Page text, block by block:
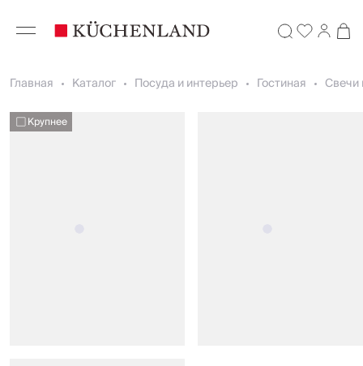
Главная Каталог Посуда и интерьер Гостиная Свечи
Крупнее